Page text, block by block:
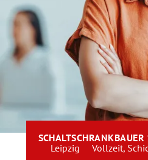
SCHALTSCHRANKBAUER
Leipzig Vollzeit,
Dornseifer DNA
Referenzen
Stellenmarkt
Blog
Team